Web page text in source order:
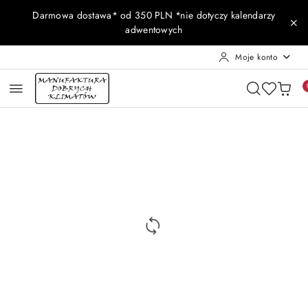
Przejdź do treści głównej
Przejdź do wyszukiwarki
Przejdź do moje konto
Przejdź do menu głównego
Przejdź do opisu produktu
Przejdź do stopki
Darmowa dostawa* od 350 PLN *nie dotyczy kalendarzy
adwentowych
Moje konto